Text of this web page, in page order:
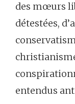
des mœurs
détestées,
entendus